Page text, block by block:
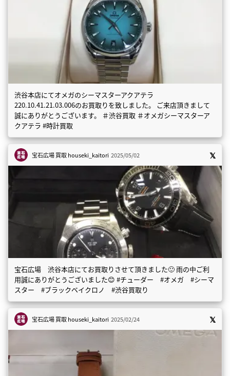
渋谷本店にてオメガのシーマスターアクアテラ
220.10.41.21.03.006のお買取りを致しました。 ご来店頂きまして
誠にありがとうございます。 ＃渋谷買取 ＃オメガシーマスターア
クアテラ #時計買取
宝石広場 買取houseki_kaitori 2025/05/02
宝石広場 渋谷本店にてお買取りさせて頂きました🙂 雨の中ご利
用誠にありがとうございました😊 #チューダー #オメガ #シーマ
スター #ブラックベイクロノ #渋谷買取り
宝石広場 買取houseki_kaitori 2025/02/24